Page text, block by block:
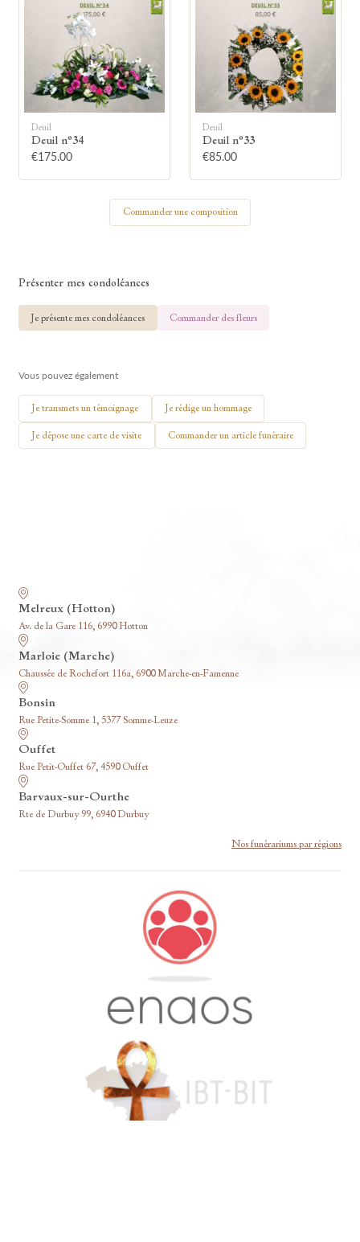
Montrez votre soutien à la famille en
allumant symboliquement une bougie.
Votre prénom
Votre nom
🕯 Allumer ma bougie
Deuil
Deuil n°34
€175.00
Deuil
Deuil n°33
€85.00
Commander une composition
Présenter mes condoléances
Je présente mes condoléances Commander des fleurs
Vous pouvez également
Je transmets un témoignage Je rédige un hommage
Je dépose une carte de visite Commander un article funéraire
Melreux (Hotton)
Av. de la Gare 116, 6990 Hotton
Marloie (Marche)
Chaussée de Rochefort 116a, 6900 Marche-en-Famenne
Bonsin
Rue Petite-Somme 1, 5377 Somme-Leuze
Ouffet
Rue Petit-Ouffet 67, 4590 Ouffet
Barvaux-sur-Ourthe
Rte de Durbuy 99, 6940 Durbuy
Nos funérariums par régions